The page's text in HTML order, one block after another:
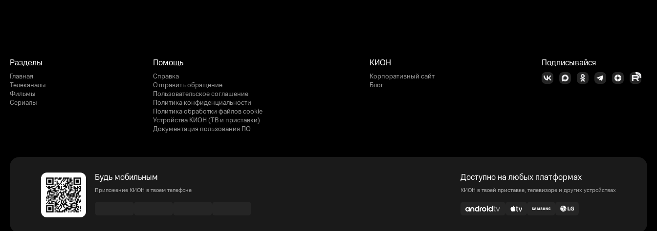
Разделы
Главная
Телеканалы
Фильмы
Сериалы
Помощь
Справка
Отправить обращение
Пользовательское соглашение
Политика конфиденциальности
Политика обработки файлов cookie
Устройства КИОН (ТВ и приставки)
Документация пользования ПО
КИОН
Корпоративный сайт
Блог
Подписывайся
Будь мобильным
Приложение КИОН в твоем телефоне
Доступно на любых платформах
КИОН в твоей приставке, телевизоре и других устройствах